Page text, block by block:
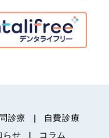
診療
自費診療
らせ コラム